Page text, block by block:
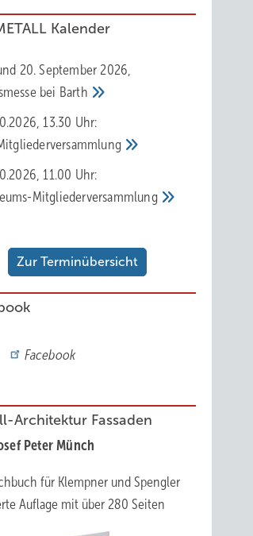
Kalender
20. September 2026,
bei Barth
13.30 Uhr:
11.00 Uhr:
Mitgliederversammlung
Zur Terminübersicht
Facebook
Architektur Fassaden
Peter Münch
für Klempner und Spengler
Auflage mit über 280 Seiten